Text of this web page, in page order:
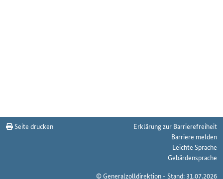
Seite drucken
Erklärung zur Barrierefreiheit
Barriere melden
Leichte Sprache
Gebärdensprache
© Generalzolldirektion - Stand: 31.07.2026